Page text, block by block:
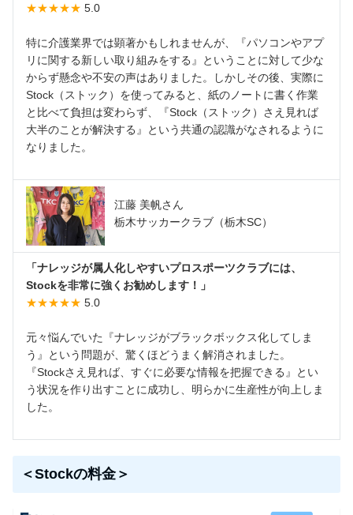
★★★★★ 5.0
特に介護業界では顕著かもしれませんが、『パソコンやアプ
リに関する新しい取り組みをする』ということに対して少な
からず懸念や不安の声はありました。しかしその後、実際に
Stock（ストック）を使ってみると、紙のノートに書く作業
と比べて負担は変わらず、『Stock（ストック）さえ見れば
大半のことが解決する』という共通の認識がなされるように
なりました。
江藤 美帆さん
栃木サッカークラブ（栃木SC）
「ナレッジが属人化しやすいプロスポーツクラブには、
Stockを非常に強くお勧めします！」
★★★★★ 5.0
元々悩んでいた『ナレッジがブラックボックス化してしま
う』という問題が、驚くほどうまく解消されました。
『Stockさえ見れば、すぐに必要な情報を把握できる』とい
う状況を作り出すことに成功し、明らかに生産性が向上しま
した。
＜Stockの料金＞